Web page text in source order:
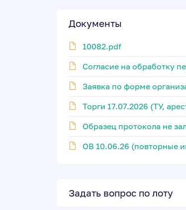
Документы
10082.pdf
Согласие на обработку
Заявка по форме
Торги 17.07.2026 (ТУ,
Образец протокола не
ОВ 10.06.26 (повторные
Задать вопрос по лоту